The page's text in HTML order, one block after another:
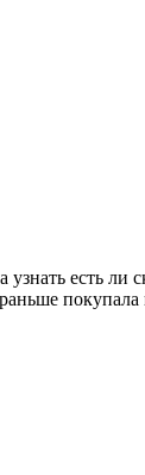
узнать есть ли